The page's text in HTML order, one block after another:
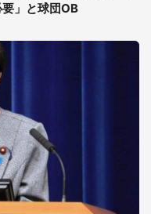
」と球団OB